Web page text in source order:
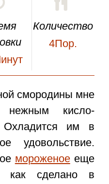
Количество
4Пор.
смородины мне
нежным кисло-
Охладится им в
удовольствие.
мороженоееще
как сделано в